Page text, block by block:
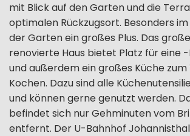
mit Blick auf den Garten und die
optimalen Rückzugsort. Besonders
der Garten ein großes Plus. Das
renovierte Haus bietet Platz für eine
und außerdem ein großes Küche
Kochen. Dazu sind alle
und können gerne genutzt werden.
befindet sich nur Gehminuten vom
entfernt. Der U-Bahnhof